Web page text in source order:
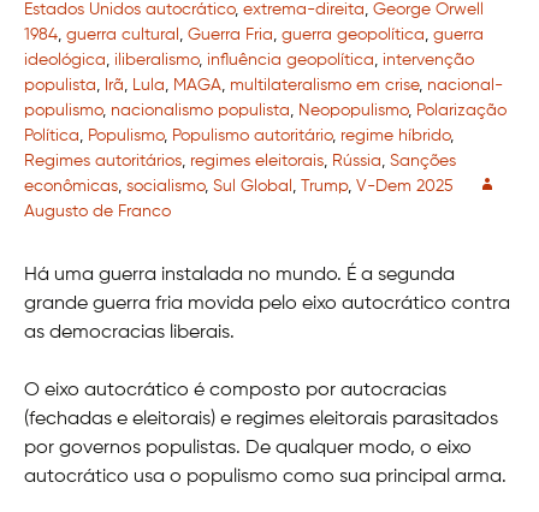
Estados Unidos autocrático, extrema-direita, George Orwell
1984, guerra cultural , Guerra Fria, guerra geopolítica, guerra
ideológica, iliberalismo, influência geopolítica, intervenção
populista, Irã, Lula, MAGA, multilateralismo em crise, nacional-
populismo, nacionalismo populista, Neopopulismo, Polarização
Política, Populismo, Populismo autoritário, regime híbrido,
Regimes autoritários, regimes eleitorais, Rússia, Sanções
econômicas, socialismo, Sul Global , Trump, V-Dem 2025
Augusto de Franco
Há uma guerra instalada no mundo. É a segunda
grande guerra fria movida pelo eixo autocrático contra
as democracias liberais.
O eixo autocrático é composto por autocracias
(fechadas e eleitorais) e regimes eleitorais parasitados
por governos populistas. De qualquer modo, o eixo
autocrático usa o populismo como sua principal arma.